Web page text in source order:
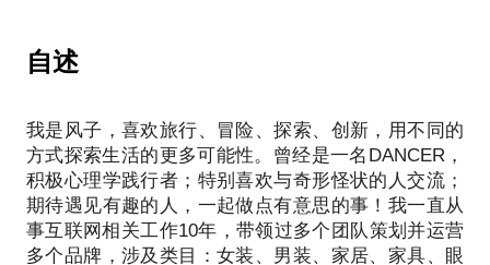
姑娘走遍中国；我们帮助一位身心灵爱好者构建社
群；我们发起了招募1000位读书家的千人读书家计
助一位占星师去实现自己的梦想；我们做各种有趣的
活动，在活动中结识配对相同志趣的人……也许，你
是在校的大学生；也许是刚刚毕业，走入职场；也许
你已经久经沙场，但依然没有找到自己的立足点或者
你依然魂牵梦萦着你的梦想，或许我们可以聊聊，聊
每一位“活动策展人”都是鲜活存在、对生命无比热爱
呈现出来~活动，不再单单是一场活动，更像是一次
洗礼，若干的活动可能汇总在一起就是一场更盛大的
变革或者最后沉淀出全新的社会艺术；“活动策展
人”不单单是创意人、也是活动执行者，他们精心设计
每一个环节、把控整个流程，准备地说，他们像“导
演”，追求艺术呈现与完美的实现。他们有脑洞，也有
有很多创业者跟我探讨企业的品牌、用户、销量、渠
道、媒体等问题，发现大家对品牌的认知依然停留在
（产品、渠道、定价、促销），大家也一直在提“定
位”理论，但时代在变化，尤其是移动互联网，传统的
营销策略也不那么奏效了，那么如何全面、系统的加
速品牌，应该有怎样的品牌观，这是我们值得思考的
问题。我将与你分享：一些实操的品牌运作案例，有
自述
我是风子，喜欢旅行、冒险、探索、创新，用不同的
方式探索生活的更多可能性。曾经是一名DANCER，
积极心理学践行者；特别喜欢与奇形怪状的人交流；
期待遇见有趣的人，一起做点有意思的事！我一直从
事互联网相关工作10年，带领过多个团队策划并运营
多个品牌，涉及类目：女装、男装、家居、家具、眼